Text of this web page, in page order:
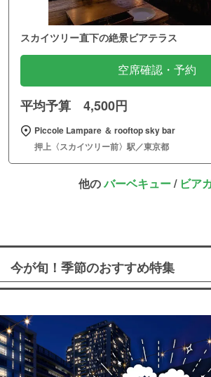
スカイツリー直下の絶景ビアテラス
空席確認・予約
平均予算 4,500円
Piccole Lampare ＆ rooftop sky bar
押上〈スカイツリー前〉駅／東京都
他のバーベキュー/ ビア
今が旬！季節のおすすめ特集